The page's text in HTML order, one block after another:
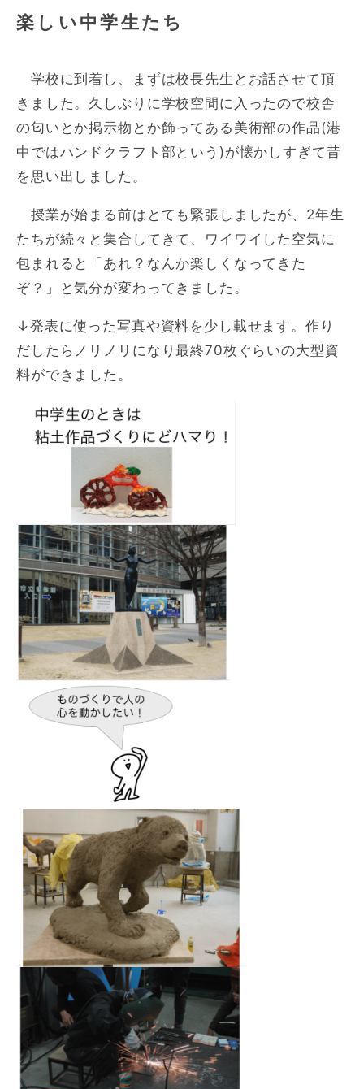
楽しい中学生たち
学校に到着し、まずは校長先生とお話させて頂
きました。久しぶりに学校空間に入ったので校舎
の匂いとか掲示物とか飾ってある美術部の作品(港
中ではハンドクラフト部という)が懐かしすぎて昔
を思い出しました。
授業が始まる前はとても緊張しましたが、2年生
たちが続々と集合してきて、ワイワイした空気に
包まれると「あれ？なんか楽しくなってきた
ぞ？」と気分が変わってきました。
↓発表に使った写真や資料を少し載せます。作り
だしたらノリノリになり最終70枚ぐらいの大型資
料ができました。